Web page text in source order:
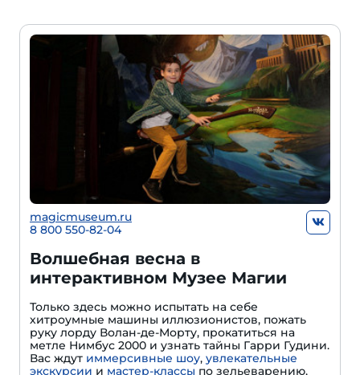
magicmuseum.ru
8 800 550-82-04
Волшебная весна в
интерактивном Музее Магии
Только здесь можно испытать на себе
хитроумные машины иллюзионистов, пожать
руку лорду Волан-де-Морту, прокатиться на
метле Нимбус 2000 и узнать тайны Гарри Гудини.
Вас ждут иммерсивные шоу, увлекательные
экскурсии и мастер-классы по зельеварению,